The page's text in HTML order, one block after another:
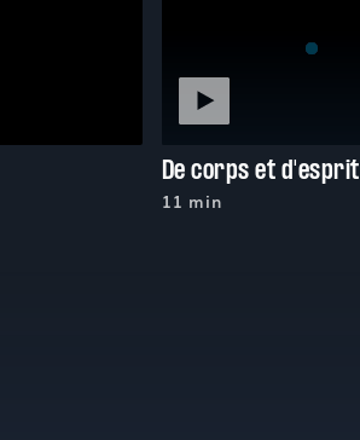
De corps et d'esprit
11 min